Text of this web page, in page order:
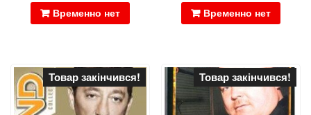
Временно нет Временно нет
Товар закінчився! Товар закінчився!